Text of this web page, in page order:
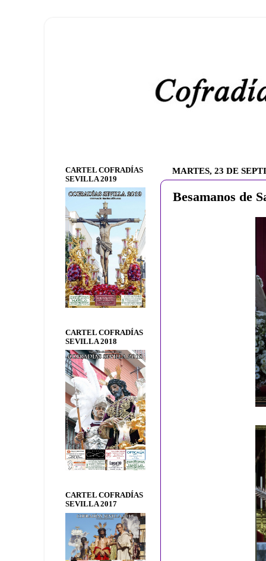
MARTES, 23 DE
Besamanos de
CARTEL COFRADÍAS
SEVILLA 2019
CARTEL COFRADÍAS
SEVILLA 2018
CARTEL COFRADÍAS
SEVILLA 2017